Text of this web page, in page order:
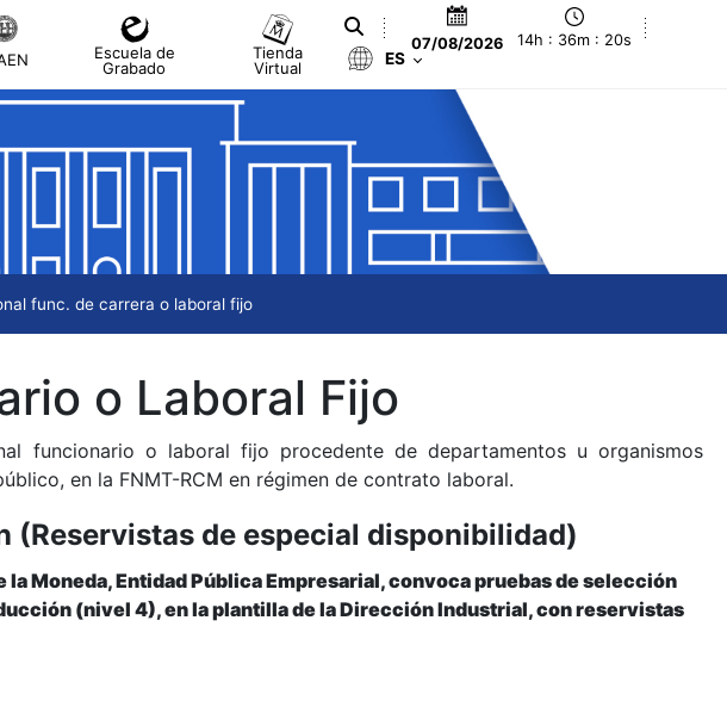
Escuela de
Grabado
Tienda
Virtual
07/08/2026 14h : 36m : 20s
ES
func. de carrera o laboral fijo
o Laboral Fijo
funcionario o laboral fijo procedente de departamentos u organismos
en la FNMT-RCM en régimen de contrato laboral.
(Reservistas de especial disponibilidad)
la Moneda, Entidad Pública Empresarial, convoca pruebas de selección
(nivel 4), en la plantilla de la Dirección Industrial, con reservistas